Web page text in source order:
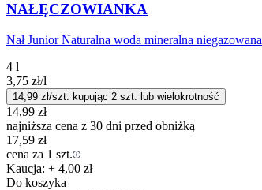
NAŁĘCZOWIANKA
Nał Junior Naturalna woda mineralna niegazowana
4 l
3,75 zł/l
14,99 zł/szt. kupując 2 szt. lub wielokrotność
14,99 zł
najniższa cena z 30 dni przed obniżką
17,59 zł
cena za 1 szt.
Kaucja: + 4,00 zł
Do koszyka